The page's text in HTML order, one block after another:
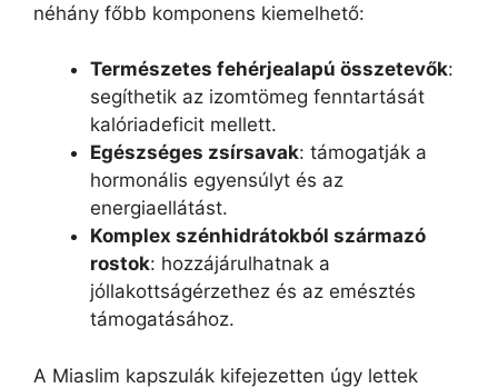
néhány főbb komponens kiemelhető:
Természetes fehérjealapú összetevők:
segíthetik az izomtömeg fenntartását
kalóriadeficit mellett.
Egészséges zsírsavak: támogatják a
hormonális egyensúlyt és az
energiaellátást.
Komplex szénhidrátokból származó
rostok: hozzájárulhatnak a
jóllakottságérzethez és az emésztés
támogatásához.
A Miaslim kapszulák kifejezetten úgy lettek